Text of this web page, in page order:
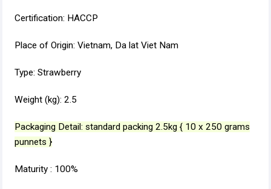
Certification: HACCP
Place of Origin: Vietnam, Da lat Viet Nam
Type: Strawberry
Weight (kg): 2.5
Packaging Detail: standard packing 2.5kg { 10 x 250 grams
punnets }
Maturity : 100%